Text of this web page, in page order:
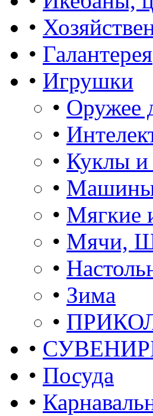
•
• Галантерея
• Игрушки
• Оружее
•
• Куклы и
•
• Мягкие
• Мячи,
•
• Зима
•
•
• Посуда
•